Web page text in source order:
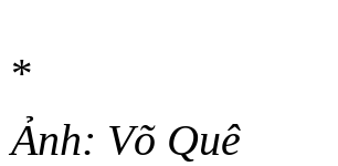
*
Ảnh: Võ Quê